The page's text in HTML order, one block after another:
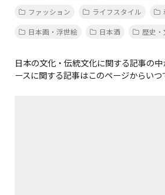
ファッション
ライフスタイル
日本画・浮世絵
日本酒 歴史・
日本の文化・伝統文化に関する記事の
ースに関する記事はこのページからいつ